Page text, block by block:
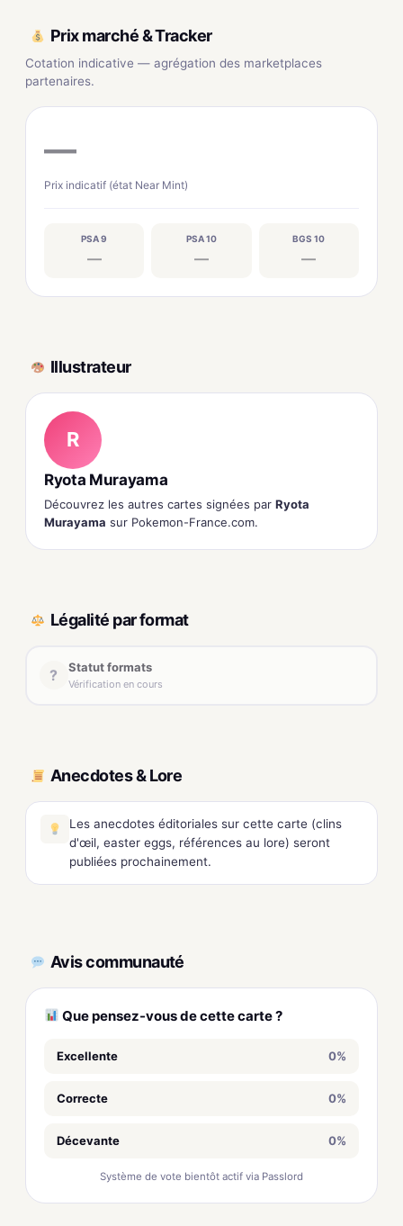
Prix marché & Tracker
Cotation indicative — agrégation des marketplaces
partenaires.
—
Prix indicatif (état Near Mint)
PSA 9
—
PSA 10
—
BGS 10
—
Illustrateur
R
Ryota Murayama
Découvrez les autres cartes signées par Ryota
Murayama sur Pokemon-France.com.
Légalité par format
? Statut formats
Vérification en cours
Anecdotes & Lore
Les anecdotes éditoriales sur cette carte (clins
d'œil, easter eggs, références au lore) seront
publiées prochainement.
Avis communauté
Que pensez-vous de cette carte ?
Excellente 0%
Correcte 0%
Décevante 0%
Système de vote bientôt actif via Passlord